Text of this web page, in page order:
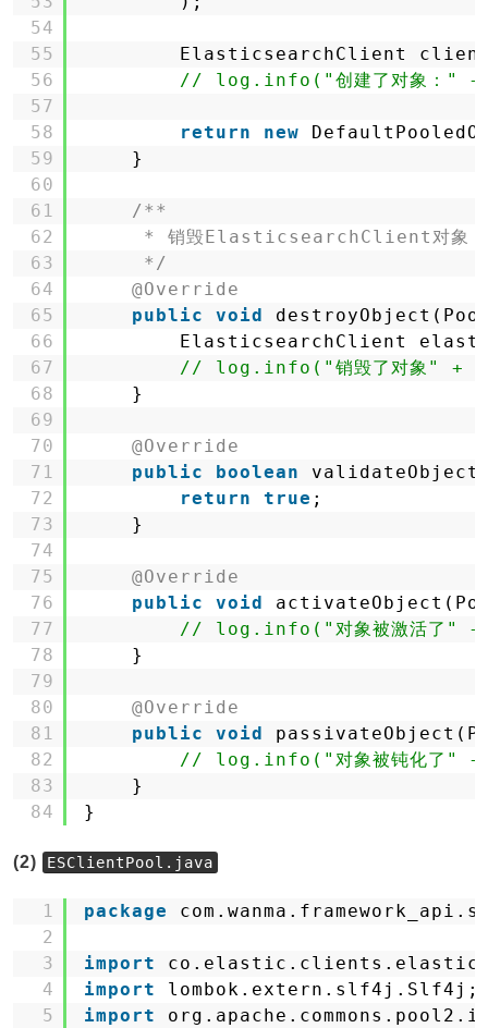
54
55
56
57
58
59
60
61
62
63
64
65
66
67
68
69
70
71
72
73
74
75
76
77
78
79
80
81
82
83
84
ElasticsearchClient
// log.info("创建了对象："
return new
}
/**
* 销毁ElasticsearchClient对象
*/
@Override
public
void
ElasticsearchClient
// log.info("销毁了对象" +
}
@Override
public
boolean
return
true ;
}
@Override
public
void
// log.info("对象被激活了"
}
@Override
public
void
// log.info("对象被钝化了"
}
}
(2) ESClientPool.java
1
2
3
4
5
package
import
import
lombok.extern.slf4j.Slf4j;
import